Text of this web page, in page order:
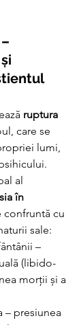
ruptura
care se
lumi,
al
în
confruntă cu
sale:
–
(libido-
morții și a
– presiunea